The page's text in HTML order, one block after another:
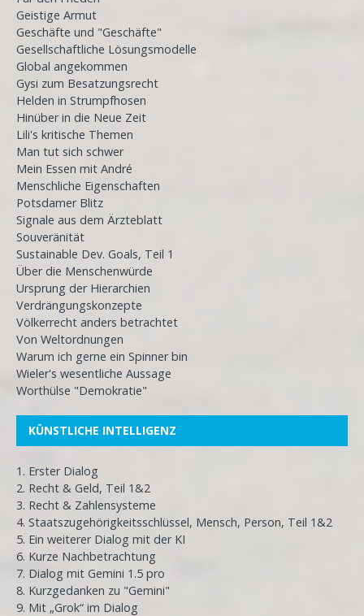
Geistige Armut
Geschäfte und "Geschäfte"
Gesellschaftliche Lösungsmodelle
Global angekommen
Gysi zum Besatzungsrecht
Helden in Strumpfhosen
Hinüber in die Neue Zeit
Lili's kritische Themen
Man tut sich schwer
Mein Essen mit André
Menschliche Eigenschaften
Potsdamer Blitz
Signale aus dem Ärzteblatt
Souveränität
Sustainable Dev. Goals, Teil 1
Über die Menschenwürde
Ursprung der Hierarchien
Verdrängungskonzepte
Völkerrecht anders betrachtet
Von Weltordnungen
Warum ich gerne ein Spinner bin
Wieler's wesentliche Aussage
Worthülse "Demokratie"
KÜNSTLICHE INTELLIGENZ
1. Erster Dialog
2. Recht & Geld, Teil 1&2
3. Recht & Zahlensysteme
4. Staatszugehörigkeitsschlüssel, Mensch, Person, Teil 1&2
5. Ein weiterer Dialog mit der KI
6. Kurze Nachbetrachtung
7. Dialog mit Gemini 1.5 pro
8. Kurzgedanken zu "Gemini"
9. Mit „Grok“ im Dialog